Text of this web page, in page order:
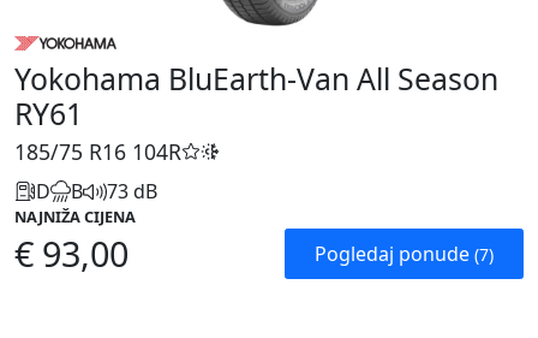
Yokohama BluEarth-Van All Season
RY61
185/75 R16 104R
D B 73 dB
NAJNIŽA CIJENA
€ 93,00 Pogledaj ponude (7)